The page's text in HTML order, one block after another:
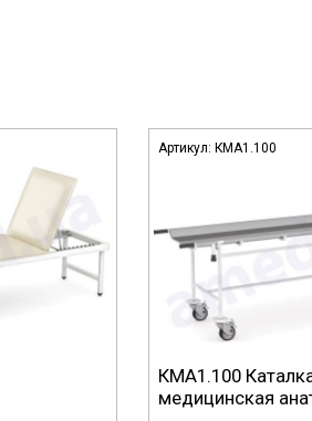
Артикул:КМА1.100
КМА1.100
медицинская